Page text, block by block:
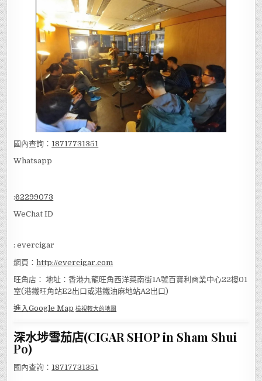
國內查詢： 18717731351
Whatsapp
WeChat ID
: evercigar
網頁：http://evercigar.com
旺角店： 地址：香港九龍旺角西洋菜南街1A號百寶利商業中心22樓01
室(港鐵旺角站E2出口或港鐵油麻地站A2出口)
進入Google Map 檢視較大的地圖